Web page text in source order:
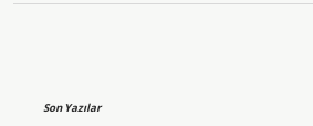
Son Yazılar